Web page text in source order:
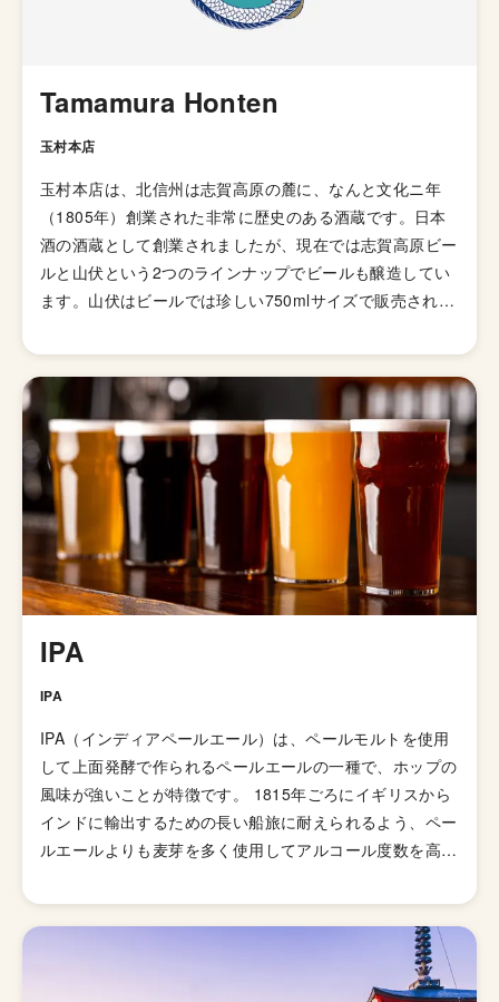
Tamamura Honten
玉村本店
玉村本店は、北信州は志賀高原の麓に、なんと文化ニ年
（1805年）創業された非常に歴史のある酒蔵です。日本
酒の酒蔵として創業されましたが、現在では志賀高原ビー
ルと山伏という2つのラインナップでビールも醸造してい
ます。山伏はビールでは珍しい750mlサイズで販売されて
しており、万人受けする酒ではなく、個性ある田舎の、個
性ある酒をという理念で運営されています。 ホップなど
原材料の栽培なども手掛ける、自分たちでぜんぶ作っちゃ
う系のブルワリー。由緒ある酒蔵らしく、酒造りの技術は
とても高くどの銘柄もはずれがないです。 ちなみに屋号
の玉村は、初代が酒造りの修行をした上州玉村（現在の群
馬県佐波郡玉村町）にちなんだものだそうです。
IPA
IPA
IPA（インディアペールエール）は、ペールモルトを使用
して上面発酵で作られるペールエールの一種で、ホップの
風味が強いことが特徴です。 1815年ごろにイギリスから
インドに輸出するための長い船旅に耐えられるよう、ペー
ルエールよりも麦芽を多く使用してアルコール度数を高め
れました。そして、1829年に「IPA（インディアンペール
エール）」の呼び名で広告が掲載されて以来、ホップの比
重が高いビールとしてイギリス国内で人気が高まってい
き、21世紀にはイギリスで最も人気のあるビアスタイル